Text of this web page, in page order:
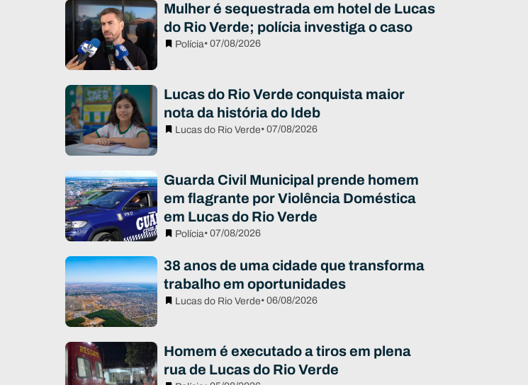
Mulher é sequestrada em hotel de Lucas
do Rio Verde; polícia investiga o caso
Polícia• 07/08/2026
Lucas do Rio Verde conquista maior
nota da história do Ideb
Lucas do Rio Verde• 07/08/2026
Guarda Civil Municipal prende homem
em flagrante por Violência Doméstica
em Lucas do Rio Verde
Polícia• 07/08/2026
38 anos de uma cidade que transforma
trabalho em oportunidades
Lucas do Rio Verde• 06/08/2026
Homem é executado a tiros em plena
rua de Lucas do Rio Verde